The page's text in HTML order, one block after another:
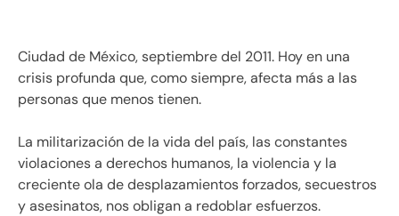
Ciudad de México, septiembre del 2011. Hoy en una
crisis profunda que, como siempre, afecta más a las
personas que menos tienen.
La militarización de la vida del país, las constantes
violaciones a derechos humanos, la violencia y la
creciente ola de desplazamientos forzados, secuestros
y asesinatos, nos obligan a redoblar esfuerzos.